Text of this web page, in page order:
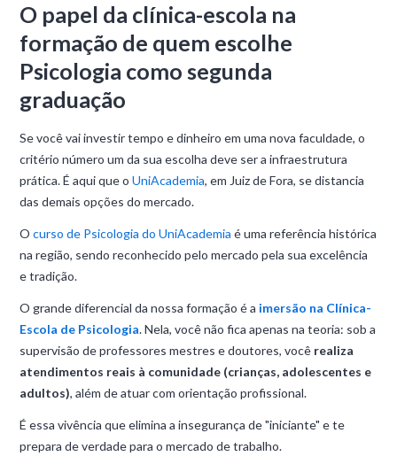
O papel da clínica-escola na
formação de quem escolhe
Psicologia como segunda
graduação
Se você vai investir tempo e dinheiro em uma nova faculdade, o
critério número um da sua escolha deve ser a infraestrutura
prática. É aqui que oUniAcademia, em Juiz de Fora, se distancia
das demais opções do mercado.
Ocurso de Psicologia do UniAcademia é uma referência histórica
na região, sendo reconhecido pelo mercado pela sua excelência
e tradição.
O grande diferencial da nossa formação é a imersão na Clínica-
Escola de Psicologia. Nela, você não fica apenas na teoria: sob a
supervisão de professores mestres e doutores, você realiza
atendimentos reais à comunidade (crianças, adolescentes e
adultos), além de atuar com orientação profissional.
É essa vivência que elimina a insegurança de "iniciante" e te
prepara de verdade para o mercado de trabalho.